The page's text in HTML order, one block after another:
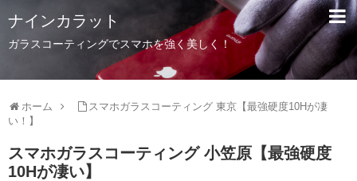
ナインカラット
ガラスコーティングでスマホを強く美しく！
ホーム
スマホガラスコーティング 東京【最強硬度10Hが凄
い！】
スマホガラスコーティング 小笠原【最強硬度
10Hが凄い】